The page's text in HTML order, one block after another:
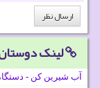
لینک
آب شیرین کن -